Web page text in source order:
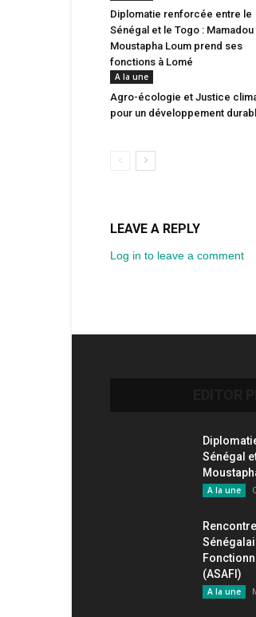
Diplomatie renforcée entre le
Sénégal et le Togo : Mamadou
Moustapha Loum prend ses
fonctions à Lomé
A la une
Agro-écologie et Justice
pour un développement
LEAVE A REPLY
Log in to leave a comment
Sénégal
A la une
(ASAFI)
A la une